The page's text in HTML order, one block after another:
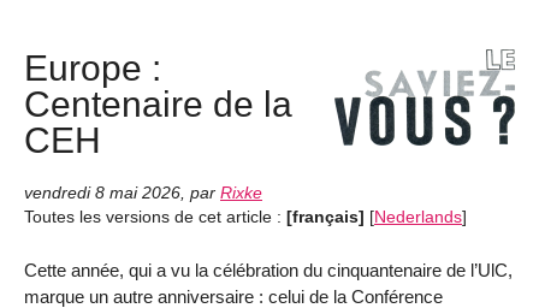
Europe :
Centenaire de la
CEH
vendredi 8 mai 2026, par Rixke
Toutes les versions de cet article : [français] [Nederlands]
Cette année, qui a vu la célébration du cinquantenaire de l’UlC,
marque un autre anniversaire : celui de la Conférence